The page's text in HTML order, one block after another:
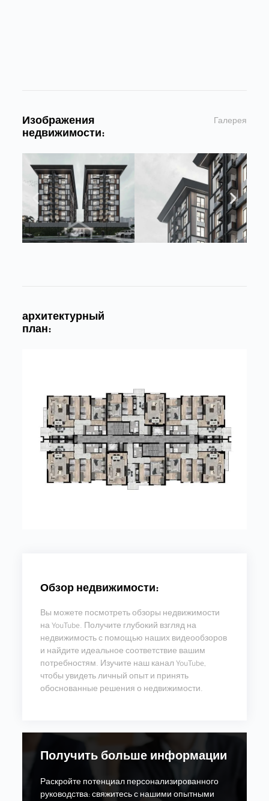
Изображения
недвижимости:
Галерея
архитектурный
план:
Обзор недвижимости:
Вы можете посмотреть обзоры недвижимости
на YouTube. Получите глубокий взгляд на
недвижимость с помощью наших видеообзоров
и найдите идеальное соответствие вашим
потребностям. Изучите наш канал YouTube,
чтобы увидеть личный опыт и принять
обоснованные решения о недвижимости.
Получить больше информации
Раскройте потенциал персонализированного
руководства: свяжитесь с нашими опытными